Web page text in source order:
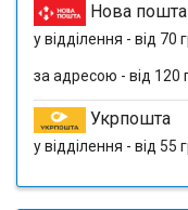
Нова пошта
у відділення - від 70
за адресою - від 120
Укрпошта
у відділення - від 55